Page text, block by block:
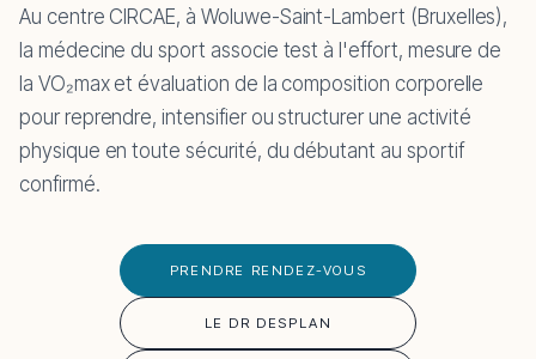
Au centre CIRCAE, à Woluwe-Saint-Lambert (Bruxelles),
la médecine du sport associe test à l'effort, mesure de
la VO₂max et évaluation de la composition corporelle
pour reprendre, intensifier ou structurer une activité
physique en toute sécurité, du débutant au sportif
confirmé.
PRENDRE RENDEZ-VOUS
LE DR DESPLAN